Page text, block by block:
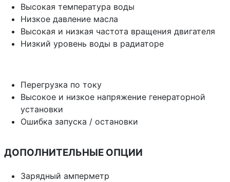
Высокая температура воды
Низкое давление масла
Высокая и низкая частота вращения двигателя
Низкий уровень воды в радиаторе
Перегрузка по току
Высокое и низкое напряжение генераторной
установки
Ошибка запуска / остановки
ДОПОЛНИТЕЛЬНЫЕ ОПЦИИ
Зарядный амперметр